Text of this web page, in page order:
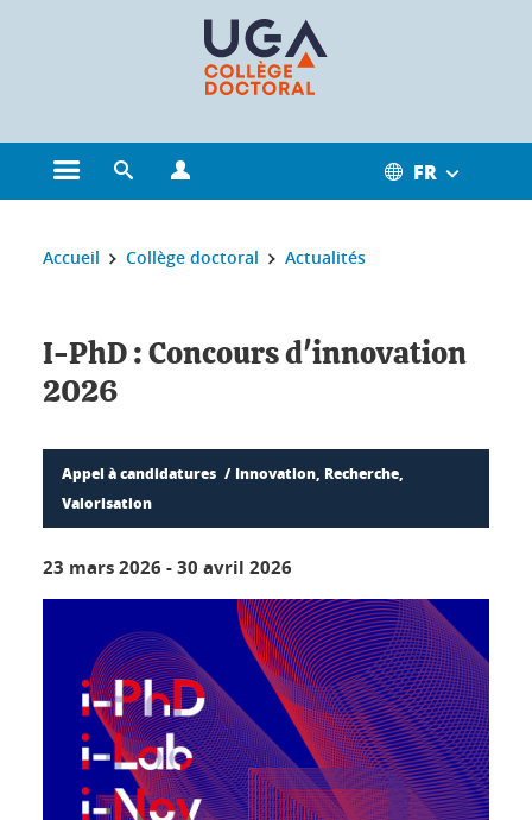
Ouvrir le menu principal
Ouvrir le moteur de recherche FR
Vous êtes ici :
Accueil Collège doctoral Actualités
I-PhD : Concours d'innovation
2026
Appel à candidatures
Innovation, Recherche,
Valorisation
23 mars 2026 -30 avril 2026